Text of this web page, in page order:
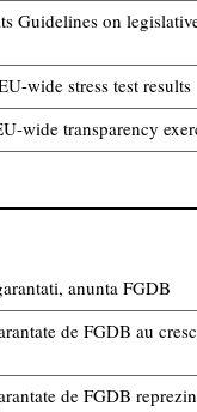
Guidelines on
wide stress test results
wide transparency
anunta FGDB
de FGDB au
de FGDB